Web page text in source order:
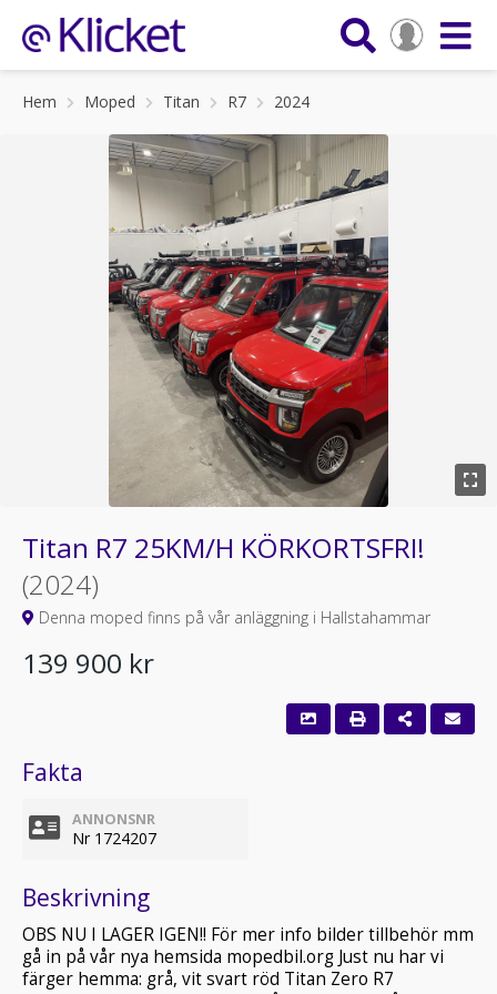
Hem Moped Titan R7 2024
Titan R7 25KM/H KÖRKORTSFRI!
(2024)
Denna moped finns på vår anläggning i Hallstahammar
139 900 kr
Fakta
ANNONSNR
Nr 1724207
Beskrivning
OBS NU I LAGER IGEN!! För mer info bilder tillbehör mm
gå in på vår nya hemsida mopedbil.org Just nu har vi
färger hemma: grå, vit svart röd Titan Zero R7